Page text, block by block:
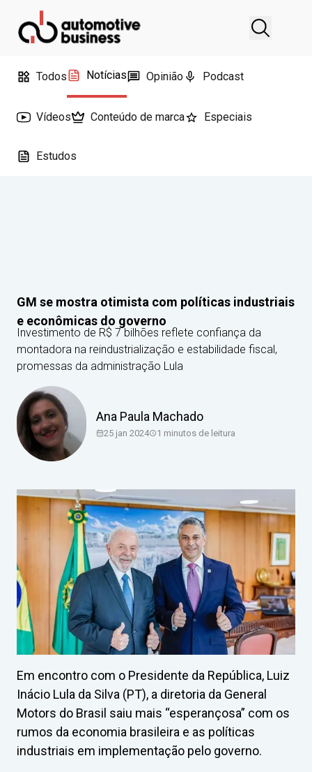
Todos Notícias Opinião Podcast
Vídeos Conteúdo de marca Especiais
Estudos
GM se mostra otimista com políticas industriais
e econômicas do governo
Investimento de R$ 7 bilhões reflete confiança da
montadora na reindustrialização e estabilidade fiscal,
promessas da administração Lula
Ana Paula Machado
25 jan 2024 1 minutos de leitura
Em encontro com o Presidente da República, Luiz
Inácio Lula da Silva (PT), a diretoria da General
Motors do Brasil saiu mais “esperançosa” com os
rumos da economia brasileira e as políticas
industriais em implementação pelo governo.